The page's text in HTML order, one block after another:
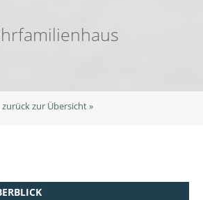
zurück zur Übersicht »